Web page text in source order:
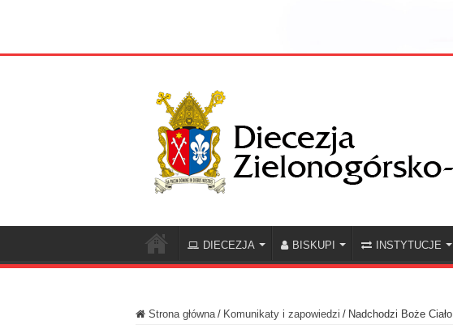
DIECEZJA BISKUPI INSTYTUCJE
Strona główna / Komunikaty i zapowiedzi / Nadchodzi Boże Ciało